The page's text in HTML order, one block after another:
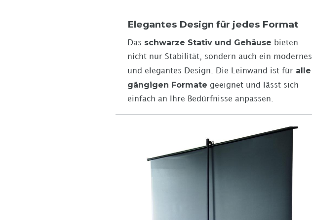
Elegantes Design für jedes Format
Das schwarze Stativ und Gehäuse bieten
nicht nur Stabilität, sondern auch ein modernes
und elegantes Design. Die Leinwand ist für alle
gängigen Formate geeignet und lässt sich
einfach an Ihre Bedürfnisse anpassen.